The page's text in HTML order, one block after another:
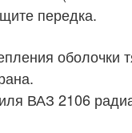
передка.
оболочки
ВАЗ 2106